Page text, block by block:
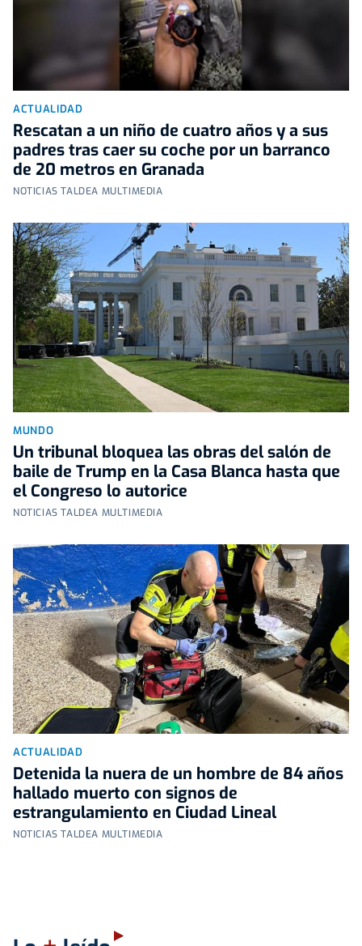
ACTUALIDAD
Rescatan a un niño de cuatro años y a sus
padres tras caer su coche por un barranco
de 20 metros en Granada
NOTICIAS TALDEA MULTIMEDIA
MUNDO
Un tribunal bloquea las obras del salón de
baile de Trump en la Casa Blanca hasta que
el Congreso lo autorice
NOTICIAS TALDEA MULTIMEDIA
ACTUALIDAD
Detenida la nuera de un hombre de 84 años
hallado muerto con signos de
estrangulamiento en Ciudad Lineal
NOTICIAS TALDEA MULTIMEDIA